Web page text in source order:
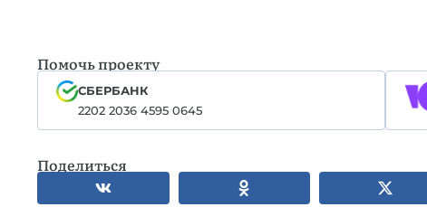
Помочь проекту
СБЕРБАНК
2202 2036 4595 0645
Поделиться